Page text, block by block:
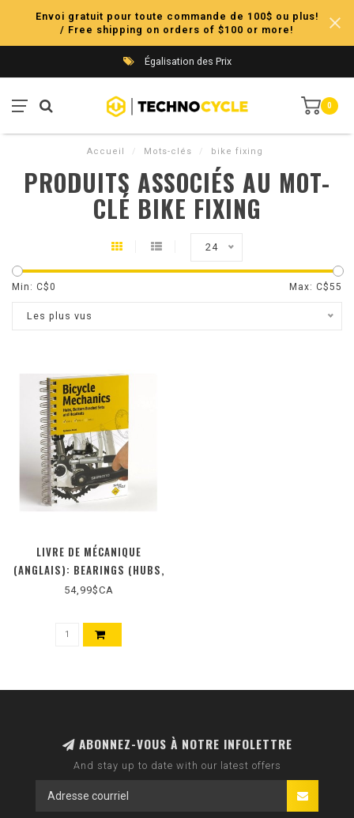
Envoi gratuit pour toute commande de 100$ ou plus!
/ Free shipping on orders of $100 or more!
Égalisation des Prix
0
Accueil / Mots-clés / bike fixing
PRODUITS ASSOCIÉS AU MOT-
CLÉ BIKE FIXING
24
Min: C$0 Max: C$55
Les plus vus
LIVRE DE MÉCANIQUE
(ANGLAIS): BEARINGS (HUBS,
BOTTOM BRACKETS AND
54,99$CA
ABONNEZ-VOUS À NOTRE INFOLETTRE
And stay up to date with our latest offers